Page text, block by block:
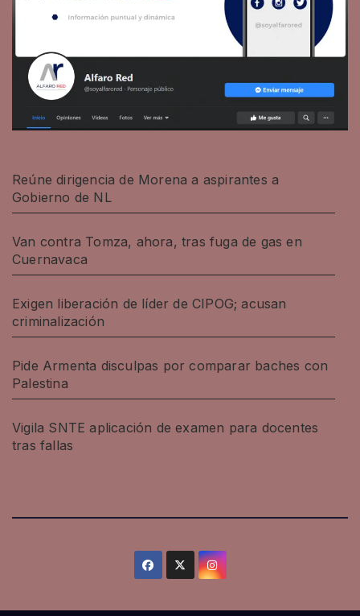
Reúne dirigencia de Morena a aspirantes a
Gobierno de NL
Van contra Tomza, ahora, tras fuga de gas en
Cuernavaca
Exigen liberación de líder de CIPOG; acusan
criminalización
Pide Armenta disculpas por comparar baches con
Palestina
Vigila SNTE aplicación de examen para docentes
tras fallas